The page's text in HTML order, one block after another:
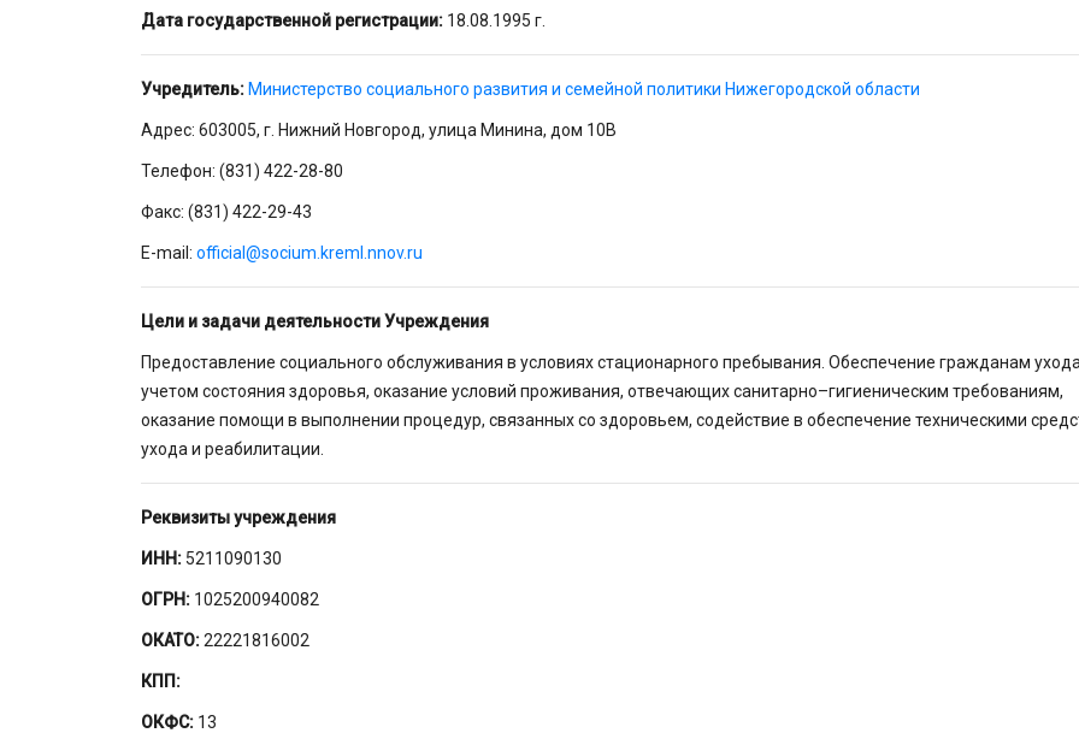
Дата государственной регистрации: 18.08.1995 г.
Учредитель: Министерство социального развития и семейной политики Нижегородской области
Адрес: 603005, г. Нижний Новгород, улица Минина, дом 10В
Телефон: (831) 422-28-80
Факс: (831) 422-29-43
E-mail: official@socium.kreml.nnov.ru
Цели и задачи деятельности Учреждения
Предоставление социального обслуживания в условиях стационарного пребывания. Обеспечение гражданам
учетом состояния здоровья, оказание условий проживания, отвечающих санитарно–гигиеническим требованиям,
оказание помощи в выполнении процедур, связанных со здоровьем, содействие в обеспечение техническими
ухода и реабилитации.
Реквизиты учреждения
ИНН: 5211090130
ОГРН: 1025200940082
ОКАТО:22221816002
КПП:
ОКФС: 13